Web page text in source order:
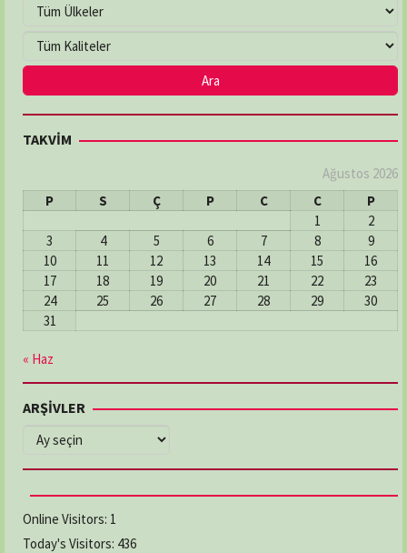
TAKVİM
Ağustos 2026
P
S Ç P C C
P
1
2
3
4 5 6 7 8
9
10
11 12 13 14 15
16
17
18 19 20 21 22
23
24
25 26 27 28 29
30
31
« Haz
ARŞİVLER
ARŞİVLER
Online Visitors: 1
Today's Visitors: 436